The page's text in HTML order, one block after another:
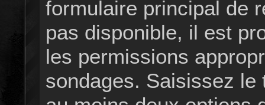
formulaire principal de
pas disponible, il est
les permissions
sondages. Saisissez le